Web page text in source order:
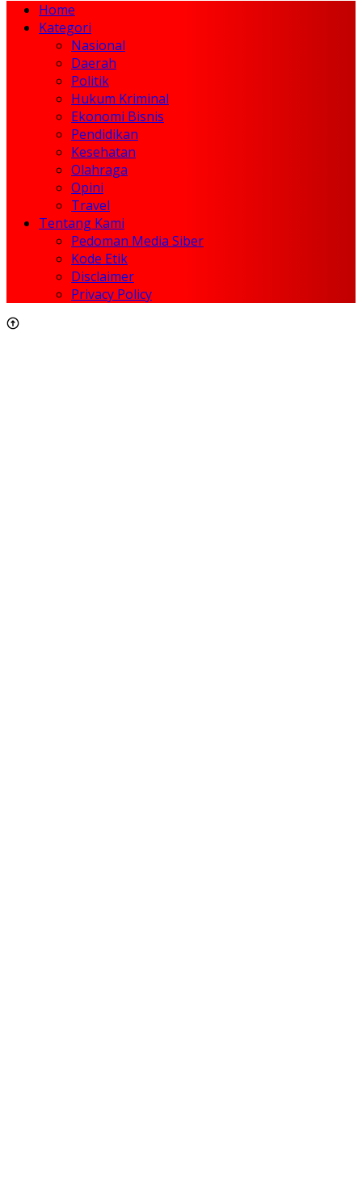
Home
Kategori
Nasional
Daerah
Politik
Hukum Kriminal
Ekonomi Bisnis
Pendidikan
Kesehatan
Olahraga
Opini
Travel
Tentang Kami
Pedoman Media Siber
Kode Etik
Disclaimer
Privacy Policy